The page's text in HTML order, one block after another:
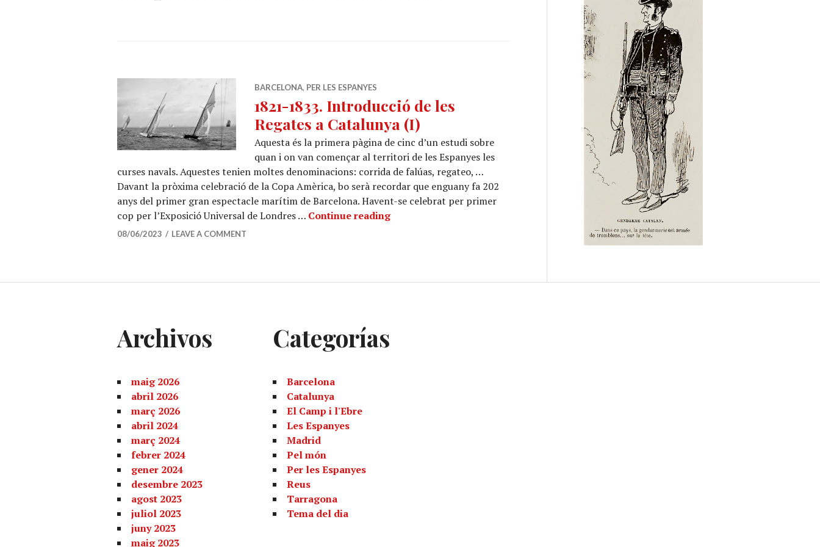
BARCELONA, PER LES ESPANYES
1821-1833. Introducció de les
Regates a Catalunya (I)
Aquesta és la primera pàgina de cinc d’un estudi sobre
quan i on van començar al territori de les Espanyes les
curses navals. Aquestes tenien moltes denominacions: corrida de falúas, regateo, …
Davant la pròxima celebració de la Copa Amèrica, bo serà recordar que enguany fa 202
anys del primer gran espectacle marítim de Barcelona. Havent-se celebrat per primer
cop per l’Exposició Universal de Londres … Continue reading1821-1833. Introducció de les Regates a Catalunya (I)
08/06/2023 LEAVE A COMMENT
Archivos
maig 2026
abril 2026
març 2026
abril 2024
març 2024
febrer 2024
gener 2024
desembre 2023
agost 2023
juliol 2023
juny 2023
maig 2023
Categorías
Barcelona
Catalunya
El Camp i l'Ebre
Les Espanyes
Madrid
Pel món
Per les Espanyes
Reus
Tarragona
Tema del dia